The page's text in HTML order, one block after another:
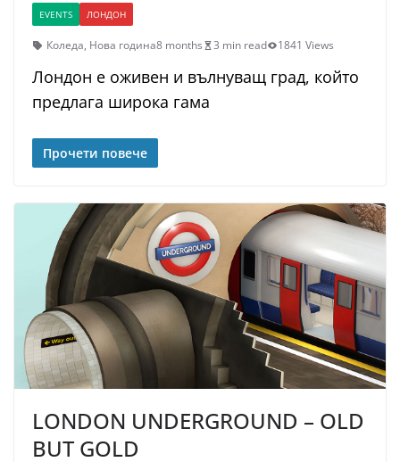
EVENTS ЛОНДОН
Коледа, Нова година8 months 3 min read 1841 Views
Лондон е оживен и вълнуващ град, който
предлага широка гама
Прочети повече
LONDON UNDERGROUND – OLD
BUT GOLD